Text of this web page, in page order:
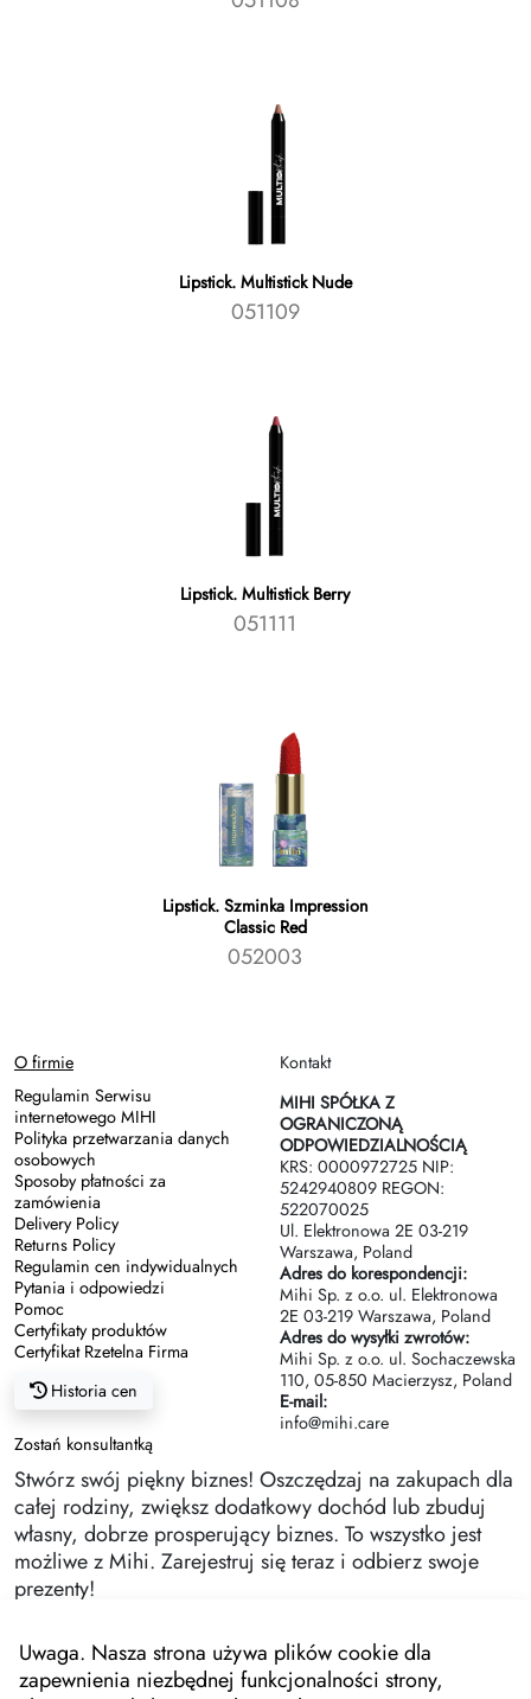
Lipstick. Multistick Nude
051109
Lipstick. Multistick Berry
051111
Lipstick. Szminka Impression
Classic Red
052003
O firmie
Regulamin Serwisu
internetowego MIHI
Polityka przetwarzania danych
osobowych
Sposoby płatności za
zamówienia
Delivery Policy
Returns Policy
Regulamin cen indywidualnych
Pytania i odpowiedzi
Pomoc
Certyfikaty produktów
Certyfikat Rzetelna Firma
Historia cen
Kontakt
MIHI SPÓŁKA Z
OGRANICZONĄ
ODPOWIEDZIALNOŚCIĄ
KRS: 0000972725 NIP:
5242940809 REGON:
522070025
Ul. Elektronowa 2Е 03-219
Warszawa, Poland
Adres do korespondencji:
Mihi Sp. z o.o. ul. Elektronowa
2Е 03-219 Warszawa, Poland
Adres do wysyłki zwrotów:
Mihi Sp. z o.o. ul. Sochaczewska
110, 05-850 Macierzysz, Poland
E-mail:
info@mihi.care
Zostań konsultantką
Stwórz swój piękny biznes! Oszczędzaj na zakupach dla
całej rodziny, zwiększ dodatkowy dochód lub zbuduj
własny, dobrze prosperujący biznes. To wszystko jest
możliwe z Mihi. Zarejestruj się teraz i odbierz swoje
prezenty!
Uwaga. Nasza strona używa plików cookie dla
zapewnienia niezbędnej funkcjonalności strony,